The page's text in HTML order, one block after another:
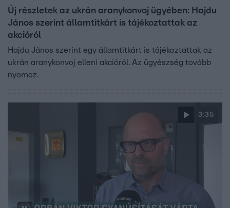
Új részletek az ukrán aranykonvoj ügyében: Hajdu
János szerint államtitkárt is tájékoztattak az
akcióról
Hajdu János szerint egy államtitkárt is tájékoztattak az
ukrán aranykonvoj elleni akcióról. Az ügyészség tovább
nyomoz.
3:35